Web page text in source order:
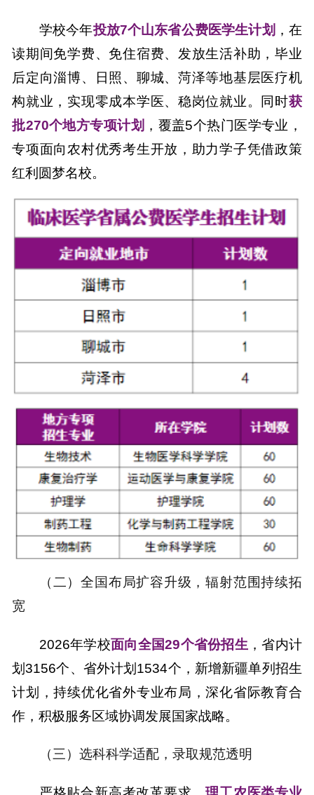
学校今年投放7个山东省公费医学生计划 ，在
读期间免学费、免住宿费、发放生活补助，毕业
后定向淄博、日照、聊城、菏泽等地基层医疗机
构就业，实现零成本学医、稳岗位就业。同时获
批270个地方专项计划 ，覆盖5个热门医学专业，
专项面向农村优秀考生开放，助力学子凭借政策
红利圆梦名校。
（二）全国布局扩容升级，辐射范围持续拓
宽
2026年学校面向全国29个省份招生 ，省内计
划3156个、省外计划1534个，新增新疆单列招生
计划，持续优化省外专业布局，深化省际教育合
作，积极服务区域协调发展国家战略。
（三）选科科学适配，录取规范透明